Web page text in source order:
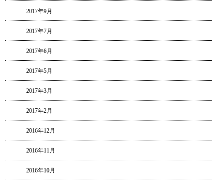
2017年9月
2017年7月
2017年6月
2017年5月
2017年3月
2017年2月
2016年12月
2016年11月
2016年10月